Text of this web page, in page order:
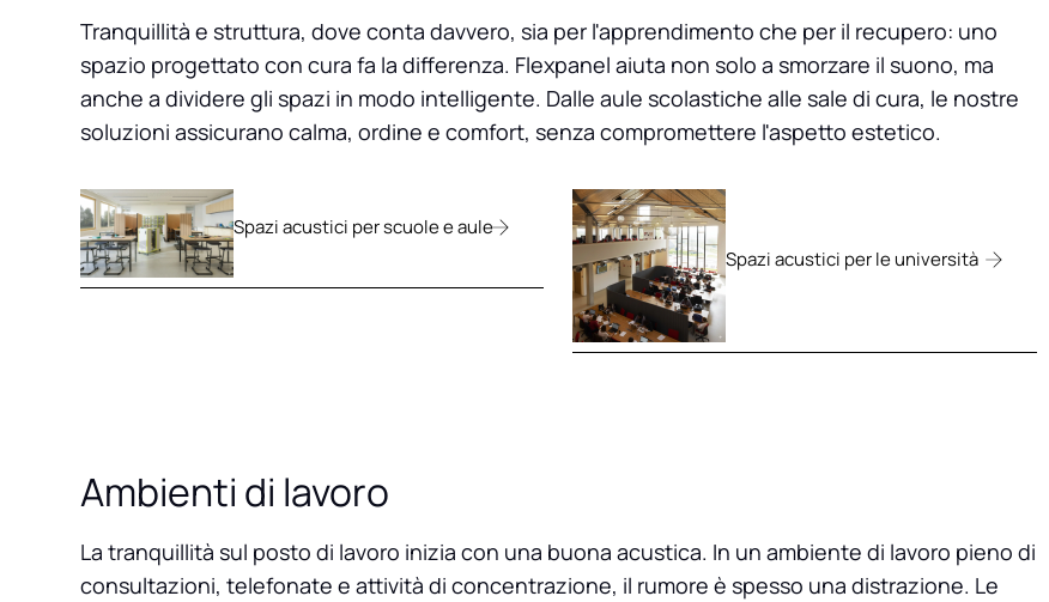
Tranquillità e struttura, dove conta davvero, sia per l'apprendimento che per il recupero: uno
spazio progettato con cura fa la differenza. Flexpanel aiuta non solo a smorzare il suono, ma
anche a dividere gli spazi in modo intelligente. Dalle aule scolastiche alle sale di cura, le nostre
soluzioni assicurano calma, ordine e comfort, senza compromettere l'aspetto estetico.
Spazi acustici per scuole e aule
Spazi acustici per le università
Ambienti di lavoro
La tranquillità sul posto di lavoro inizia con una buona acustica. In un ambiente di lavoro pieno di
consultazioni, telefonate e attività di concentrazione, il rumore è spesso una distrazione. Le